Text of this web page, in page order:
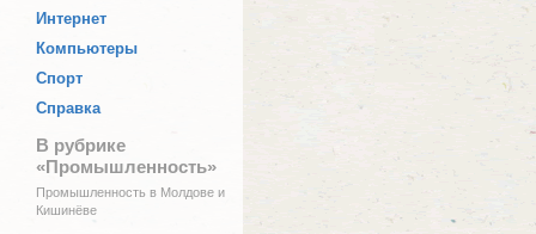
Интернет
Компьютеры
Спорт
Справка
В рубрике
«Промышленность»
Промышленность в Молдове и
Кишинёве